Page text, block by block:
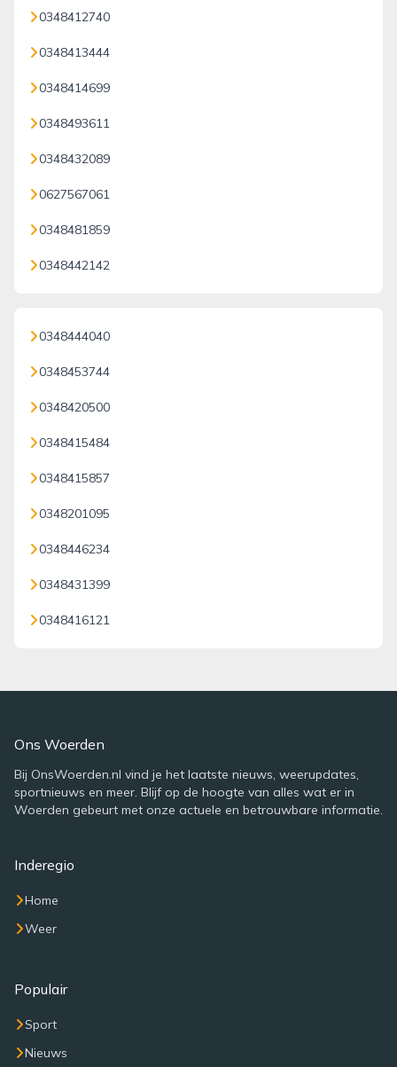
0348412740
0348413444
0348414699
0348493611
0348432089
0627567061
0348481859
0348442142
0348444040
0348453744
0348420500
0348415484
0348415857
0348201095
0348446234
0348431399
0348416121
Ons Woerden
Bij OnsWoerden.nl vind je het laatste nieuws, weerupdates,
sportnieuws en meer. Blijf op de hoogte van alles wat er in
Woerden gebeurt met onze actuele en betrouwbare informatie.
Inderegio
Home
Weer
Populair
Sport
Nieuws